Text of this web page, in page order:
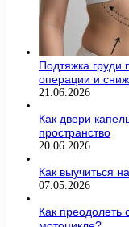
Подтяжка груди
операции и
21.06.2026
Как двери
пространство
20.06.2026
Как выучиться
07.05.2026
Как преодолеть